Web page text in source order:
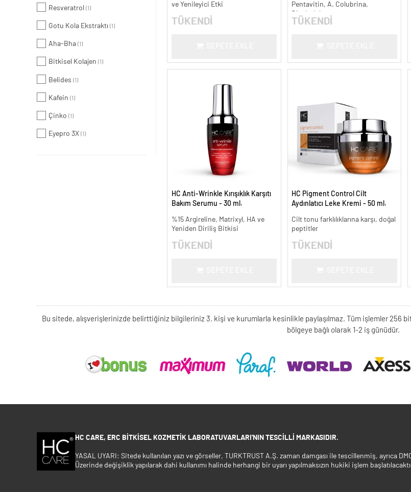
Resveratrol (1)
Gotu Kola Ekstraktı (1)
Aha-Bha (1)
Bitkisel Kolajen (1)
Belides (1)
Kafein (1)
Çinko (1)
Eyepro 3X (1)
ve Yenileyici Etki
TÜKENDİ
Pentavitin, A. Colubrina,
Bisabolol
TÜKENDİ
HC Anti-Wrinkle Kırışıklık Karşıtı
Bakım Serumu - 30 ml.
%15 Argireline, Matrixyl, HA ve
Yeniden Diriliş Bitkisi
TÜKENDİ
HC Pigment Control Cilt
Aydınlatıcı Leke Kremi - 50 ml.
Cilt tonu farklılıklarına karşı, doğal
peptitler
TÜKENDİ
Bu sitede, alışverişlerinizde belirttiğiniz bilgileriniz 3. kişi ve kurumlarla kesinlikle paylaşılmaz. Tüm işlemler
bölgeye bağlı olarak 1-2 iş günüdür.
HC CARE, ERC BITKISEL KOZMETIK LABORATUVARLARI'NIN TESCILLI MARKASIDIR.
YASAL UYARI: Sitede kullanılan yazı ve görseller, TURKTRUST A.Ş. zaman damgası ile tescillenmiş, ayrıca
Üzerinde değişiklik yapılarak dahi kullanımı halinde herhangi bir uyarı yapılmaksızın hukiki işlem